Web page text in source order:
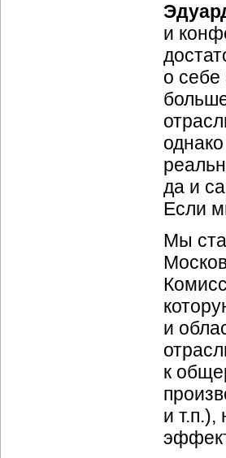
и
о себе
да и
Если
Мы
и
к
и